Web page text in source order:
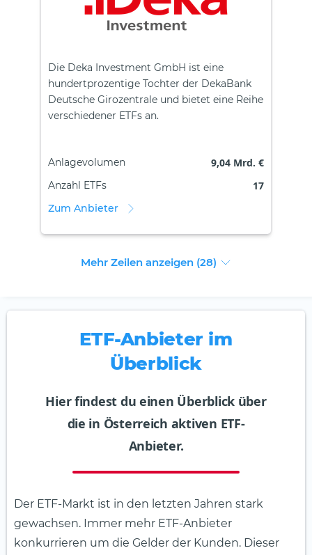
Die Deka Investment GmbH ist eine
hundertprozentige Tochter der DekaBank
Deutsche Girozentrale und bietet eine Reihe
verschiedener ETFs an.
Anlagevolumen 9,04 Mrd. €
Anzahl ETFs 17
Zum Anbieter
Mehr Zeilen anzeigen (28)
ETF-Anbieter im
Überblick
Hier findest du einen Überblick über
die in Österreich aktiven ETF-
Anbieter.
Der ETF-Markt ist in den letzten Jahren stark
gewachsen. Immer mehr ETF-Anbieter
konkurrieren um die Gelder der Kunden. Dieser